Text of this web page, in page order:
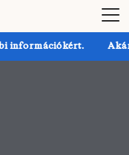
Akár 30% kedvezmény a